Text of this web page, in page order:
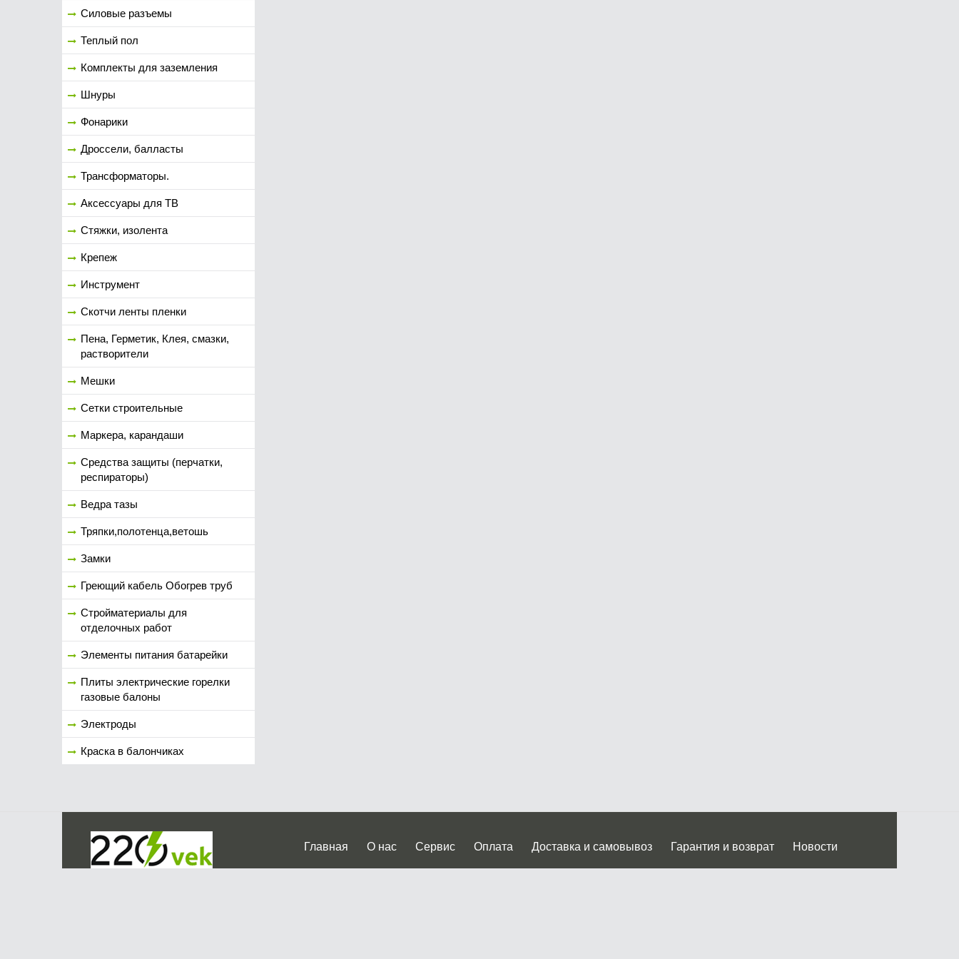
Силовые разъемы
Теплый пол
Комплекты для заземления
Шнуры
Фонарики
Дроссели, балласты
Трансформаторы.
Аксессуары для ТВ
Стяжки, изолента
Крепеж
Инструмент
Скотчи ленты пленки
Пена, Герметик, Клея, смазки,
растворители
Мешки
Сетки строительные
Маркера, карандаши
Средства защиты (перчатки,
респираторы)
Ведра тазы
Тряпки,полотенца,ветошь
Замки
Греющий кабель Обогрев труб
Стройматериалы для
отделочных работ
Элементы питания батарейки
Плиты электрические горелки
газовые балоны
Электроды
Краска в балончиках
Главная О нас Сервис Оплата Доставка и самовывоз Гарантия и возврат Новости